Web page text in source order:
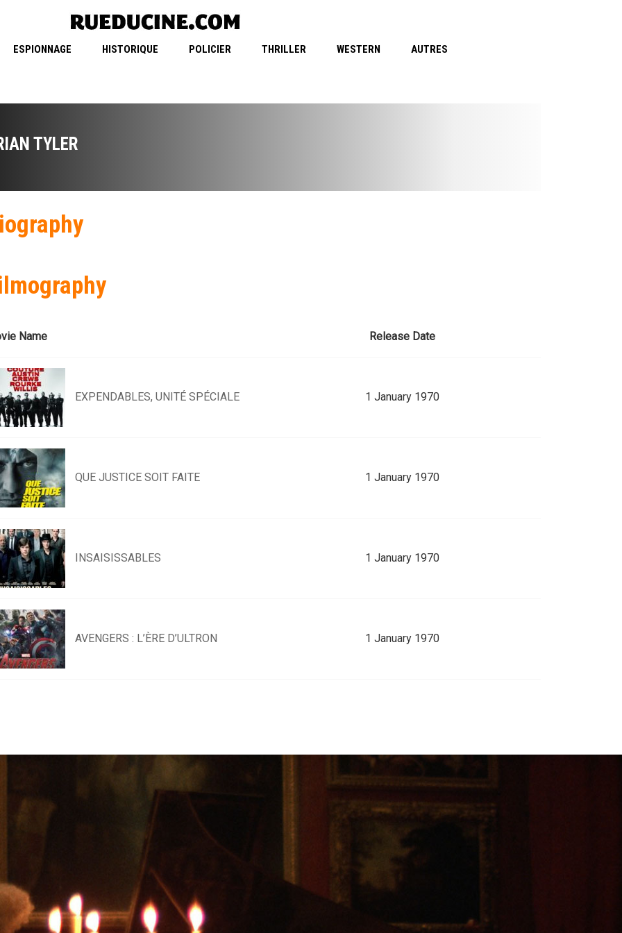
ESPIONNAGE HISTORIQUE POLICIER THRILLER WESTERN AUTRES
TYLER
Name Release Date
EXPENDABLES, UNITÉ SPÉCIALE 1 January 1970
QUE JUSTICE SOIT FAITE 1 January 1970
INSAISISSABLES 1 January 1970
AVENGERS : L’ÈRE D’ULTRON 1 January 1970